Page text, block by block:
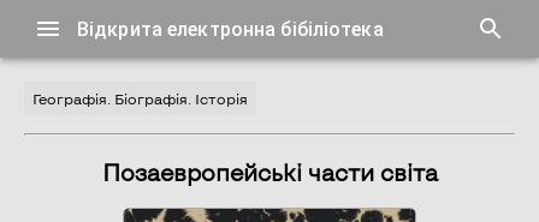
Відкрита електронна бібіліотека
Географія. Біографія. Історія
Позаевропейські части світа